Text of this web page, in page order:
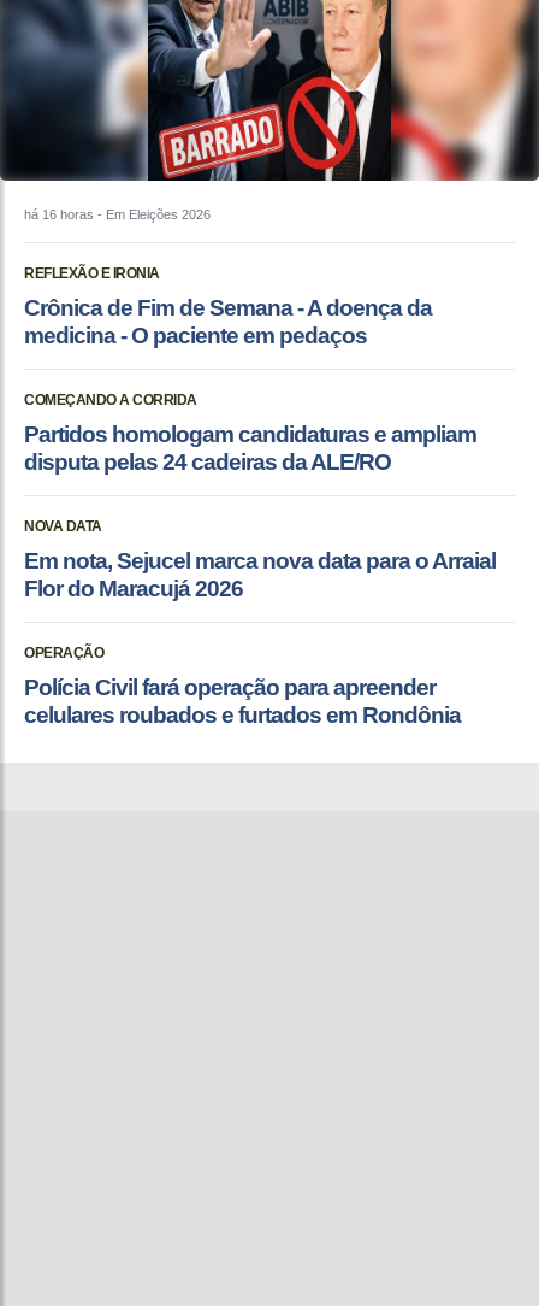
há 16 horas - Em Eleições 2026
REFLEXÃO E IRONIA
Crônica de Fim de Semana - A doença da
medicina - O paciente em pedaços
COMEÇANDO A CORRIDA
Partidos homologam candidaturas e ampliam
disputa pelas 24 cadeiras da ALE/RO
NOVA DATA
Em nota, Sejucel marca nova data para o Arraial
Flor do Maracujá 2026
OPERAÇÃO
Polícia Civil fará operação para apreender
celulares roubados e furtados em Rondônia